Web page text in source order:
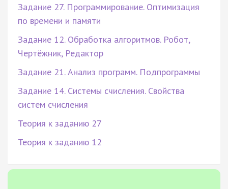
Задание 27. Программирование. Оптимизация
по времени и памяти
Задание 12. Обработка алгоритмов. Робот,
Чертёжник, Редактор
Задание 21. Анализ программ. Подпрограммы
Задание 14. Системы счисления. Свойства
систем счисления
Теория к заданию 27
Теория к заданию 12